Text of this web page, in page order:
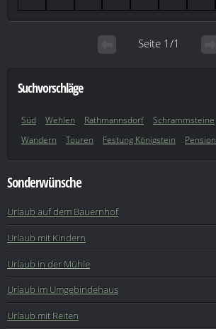
Seite 1/1
Suchvorschläge
Süd Wehlen Rathmannsdorf Schrammsteine
Wandern
Touren Festung Königstein Pension
Sonderwünsche
Urlaub auf dem Bauernhof
Urlaub mit Kindern
Urlaub in der Mühle
Urlaub im Umgebindehaus
Urlaub mit Reiten